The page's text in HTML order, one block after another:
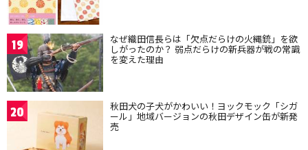
19 なぜ織田信長らは「欠点だらけの火縄銃」を欲
しがったのか？ 弱点だらけの新兵器が戦の常識
を変えた理由
20 秋田犬の子犬がかわいい！ヨックモック「シガ
ール」地域バージョンの秋田デザイン缶が新発
売